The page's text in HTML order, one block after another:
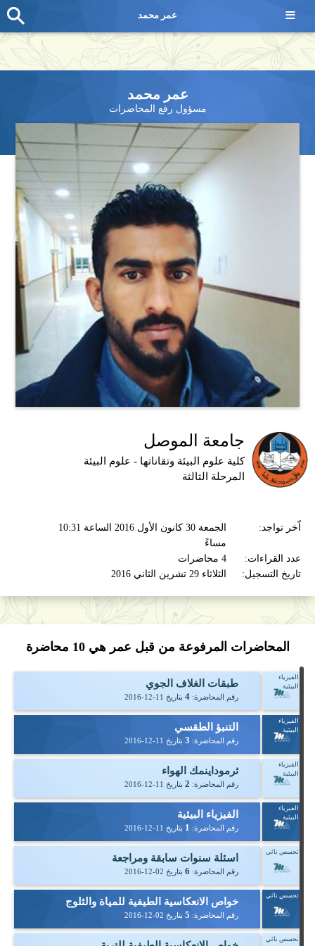
عمر محمد
مسؤول رفع المحاضرات
جامعة الموصل
كلية علوم البيئة وتقاناتها - علوم البيئة
المرحلة الثالثة
اّخر تواجد:
الجمعة 30 كانون الأول 2016 الساعة 10:31
مساءً
عدد القراءات:
4 محاضرات
تاريخ التسجيل:
الثلاثاء 29 تشرين الثاني 2016
المحاضرات المرفوعة من قبل عمر هي10 محاضرة
الفيزياء
البيئية
طبقات الغلاف الجوي
رقم المحاضرة:4 بتاريخ 2016-12-11
الفيزياء
البيئية
التنبؤ الطقسي
رقم المحاضرة: 3 بتاريخ 2016-12-11
الفيزياء
البيئية
ثرموداينمك الهواء
رقم المحاضرة: 2 بتاريخ 2016-12-11
الفيزياء
البيئية
الفيزياء البيئية
رقم المحاضرة: 1 بتاريخ 2016-12-11
تحسس نائي
اسئلة سنوات سابقة ومراجعة
رقم المحاضرة: 6 بتاريخ 2016-12-02
تحسس نائي
خواص الانعكاسية الطيفية للمياة والثلوج
رقم المحاضرة: 5 بتاريخ 2016-12-02
تحسس نائي
≡ عمر محمد